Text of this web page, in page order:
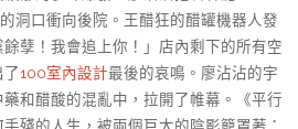
洞口衝向後院。王醋狂的醋罐機器人發
孽！我會追上你！」店內剩下的所有空
100室內設計最後的哀鳴。廖沾沾的宇
和醋酸的混亂中，拉開了帷幕。《平行
殘的人生，被兩個巨大的陰影籠罩著：